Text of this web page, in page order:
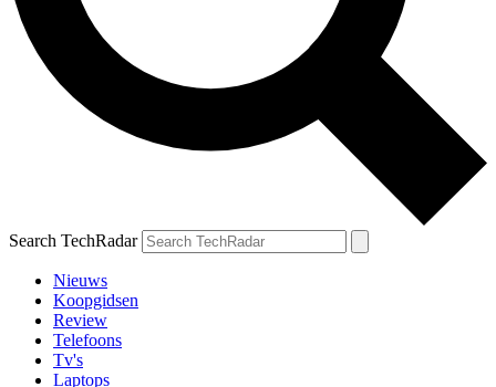
Search TechRadar
Nieuws
Koopgidsen
Review
Telefoons
Tv's
Laptops